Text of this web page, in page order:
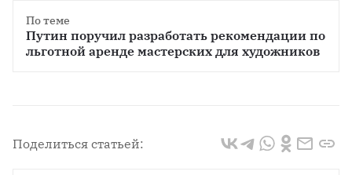
По теме
Путин поручил разработать рекомендации по
льготной аренде мастерских для художников
Поделиться статьей: